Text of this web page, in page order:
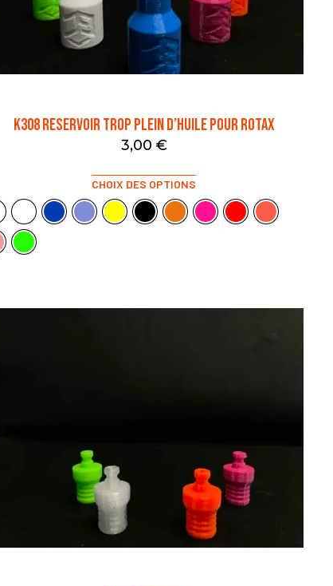
K308 RESERVOIR TROP PLEIN D’HUILE POUR ROTAX
3,00 €
CHOIX DES OPTIONS